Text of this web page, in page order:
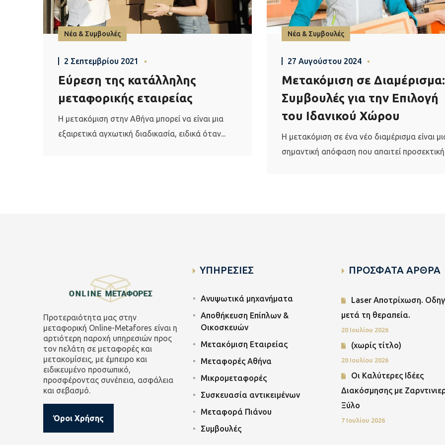
Νέα & Συμβουλές
2 Σεπτεμβρίου 2021
Εύρεση της κατάλληλης
μεταφορικής εταιρείας
Η μετακόμιση στην Αθήνα μπορεί να είναι μια
εξαιρετικά αγχωτική διαδικασία, ειδικά όταν...
Νέα & Συμβουλές
27 Αυγούστου 2024
Μετακόμιση σε Διαμέρισμα:
Συμβουλές για την Επιλογή
του Ιδανικού Χώρου
Η μετακόμιση σε ένα νέο διαμέρισμα είναι
σημαντική απόφαση που απαιτεί
Προτεραιότητα μας στην
μεταφορική Online-Metafores είναι η
αρτιότερη παροχή υπηρεσιών προς
τον πελάτη σε μεταφορές και
μετακομίσεις, με έμπειρο και
ειδικευμένο προσωπικό,
προσφέροντας συνέπεια, ασφάλεια
και σεβασμό.
Όροι Χρήσης
ΥΠΗΡΕΣΙΕΣ
Ανυψωτικά μηχανήματα
Αποθήκευση Επίπλων &
Οικοσκευών
Μετακόμιση Εταιρείας
Μεταφορές Αθήνα
Μικρομεταφορές
Συσκευασία αντικειμένων
Μεταφορά Πιάνου
Συμβουλές
ΠΡΟΣΦΑΤΑ ΑΡΘΡΑ
Laser Αποτρίχωση.
μετά τη θεραπεία.
20 Ιουλίου 2026
(χωρίς τίτλο)
20 Ιουλίου 2026
Οι Καλύτερες Ιδέες
Διακόσμησης με
Ξύλο
7 Ιουλίου 2026